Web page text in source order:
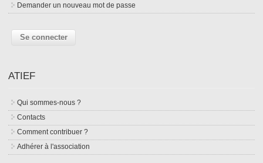
Demander un nouveau mot de passe
ATIEF
Qui sommes-nous ?
Contacts
Comment contribuer ?
Adhérer à l'association